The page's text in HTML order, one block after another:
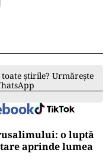
știrile? Urmărește
o luptă
aprinde lumea